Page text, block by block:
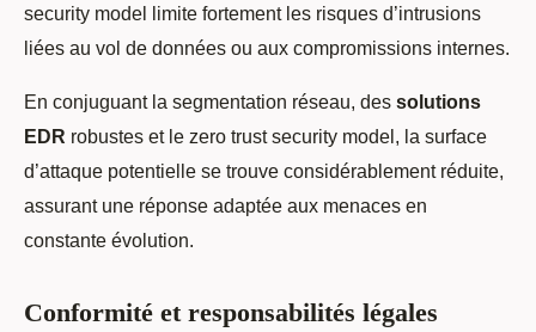
security model limite fortement les risques d’intrusions
liées au vol de données ou aux compromissions internes.
En conjuguant la segmentation réseau, des solutions
EDR robustes et le zero trust security model, la surface
d’attaque potentielle se trouve considérablement réduite,
assurant une réponse adaptée aux menaces en
constante évolution.
Conformité et responsabilités légales